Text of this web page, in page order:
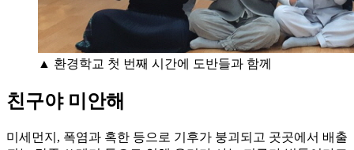
▲ 환경학교 첫 번째 시간에 도반들과 함께
친구야 미안해
미세먼지, 폭염과 혹한 등으로 기후가 붕괴되고 곳곳에서 배출